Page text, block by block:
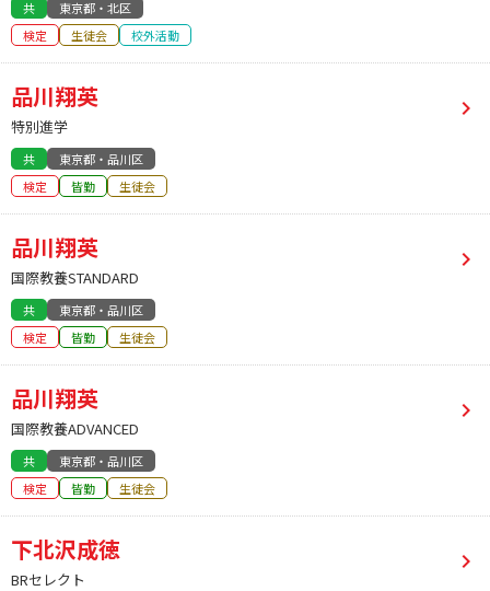
共
東京都・北区
検定
生徒会 校外活動
品川翔英
特別進学
共
東京都・品川区
検定
皆勤 生徒会
品川翔英
国際教養STANDARD
共
東京都・品川区
検定
皆勤 生徒会
品川翔英
国際教養ADVANCED
共
東京都・品川区
検定
皆勤 生徒会
下北沢成徳
BRセレクト